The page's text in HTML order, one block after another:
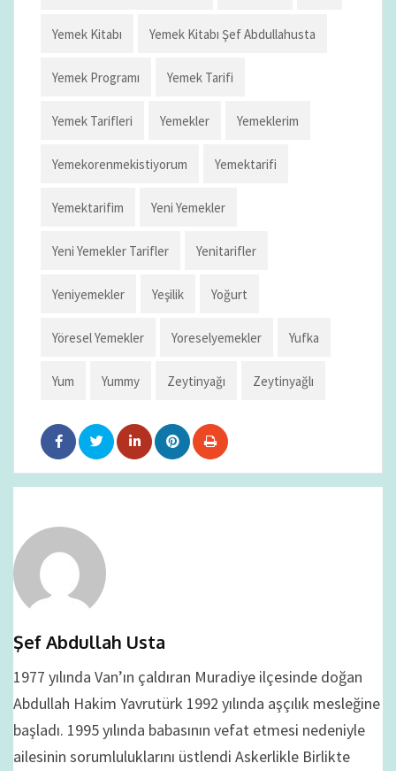
Yemek Kitabı Yemek Kitabı Şef Abdullahusta
Yemek Programı Yemek Tarifi
Yemek Tarifleri Yemekler Yemeklerim
Yemekorenmekistiyorum Yemektarifi
Yemektarifim Yeni Yemekler
Yeni Yemekler Tarifler Yenitarifler
Yeniyemekler Yeşilik Yoğurt
Yöresel Yemekler Yoreselyemekler Yufka
Yum Yummy Zeytinyağı Zeytinyağlı
Şef Abdullah Usta
1977 yılında Van’ın çaldıran Muradiye ilçesinde doğan
Abdullah Hakim Yavrutürk 1992 yılında aşçılık mesleğine
başladı. 1995 yılında babasının vefat etmesi nedeniyle
ailesinin sorumluluklarını üstlendi Askerlikle Birlikte